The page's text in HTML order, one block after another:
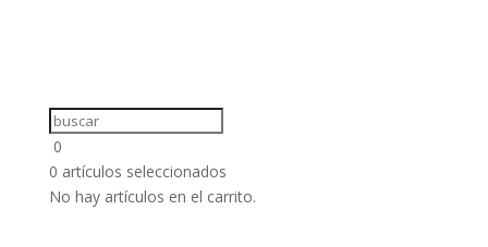
0
0 artículos seleccionados
No hay artículos en el carrito.